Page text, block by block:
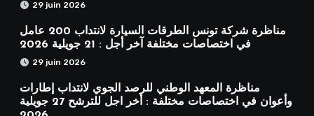
29 juin 2026
مناظرة شركة تونس الطرقات السيارة لانتداب 200 عامل
في اختصاصات مختلفة آخر أجل : 21 جويلية 2026
29 juin 2026
مناظرة المعهد الوطني للرصد الجوي لانتداب إطارات
وأعوان في اختصاصات مختلفة : أخر اجل للترشح 27 جويلية